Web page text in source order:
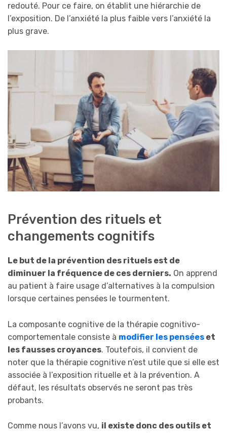
redouté. Pour ce faire, on établit une hiérarchie de
l’exposition. De l’anxiété la plus faible vers l’anxiété la
plus grave.
Prévention des rituels et
changements cognitifs
Le but de la prévention des rituels est de
diminuer la fréquence de ces derniers. On apprend
au patient à faire usage d’alternatives à la compulsion
lorsque certaines pensées le tourmentent.
La composante cognitive de la thérapie cognitivo-
comportementale consiste à modifier les pensées et
les fausses croyances. Toutefois, il convient de
noter que la thérapie cognitive n’est utile que si elle est
associée à l’exposition rituelle et à la prévention. A
défaut, les résultats observés ne seront pas très
probants.
Comme nous l’avons vu, il existe donc des outils et